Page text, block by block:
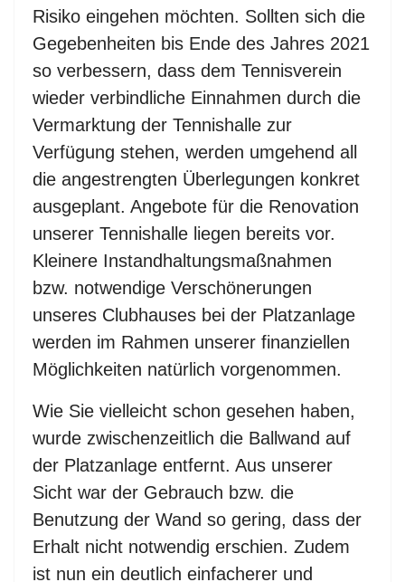
Risiko eingehen möchten. Sollten sich die
Gegebenheiten bis Ende des Jahres 2021
so verbessern, dass dem Tennisverein
wieder verbindliche Einnahmen durch die
Vermarktung der Tennishalle zur
Verfügung stehen, werden umgehend all
die angestrengten Überlegungen konkret
ausgeplant. Angebote für die Renovation
unserer Tennishalle liegen bereits vor.
Kleinere Instandhaltungsmaßnahmen
bzw. notwendige Verschönerungen
unseres Clubhauses bei der Platzanlage
werden im Rahmen unserer finanziellen
Möglichkeiten natürlich vorgenommen.
Wie Sie vielleicht schon gesehen haben,
wurde zwischenzeitlich die Ballwand auf
der Platzanlage entfernt. Aus unserer
Sicht war der Gebrauch bzw. die
Benutzung der Wand so gering, dass der
Erhalt nicht notwendig erschien. Zudem
ist nun ein deutlich einfacherer und